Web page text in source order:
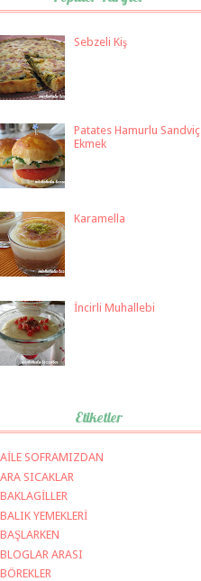
Sebzeli Kiş
Patates Hamurlu Sandviç
Ekmek
Karamella
İncirli Muhallebi
Etiketler
AİLE SOFRAMIZDAN
ARA SICAKLAR
BAKLAGİLLER
BALIK YEMEKLERİ
BAŞLARKEN
BLOGLAR ARASI
BÖREKLER